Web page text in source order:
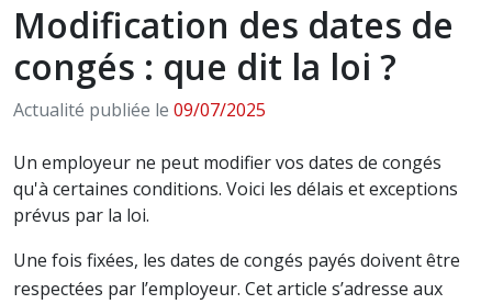
Modification des dates de
congés : que dit la loi ?
Actualité publiée le 09/07/2025
Un employeur ne peut modifier vos dates de congés
qu'à certaines conditions. Voici les délais et exceptions
prévus par la loi.
Une fois fixées, les dates de congés payés doivent être
respectées par l’employeur. Cet article s’adresse aux